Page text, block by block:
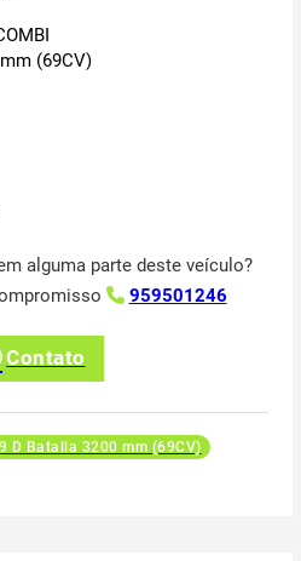
(69CV)
alguma parte deste veículo?
959501246
Contato
D Batalla 3200 mm (69CV)